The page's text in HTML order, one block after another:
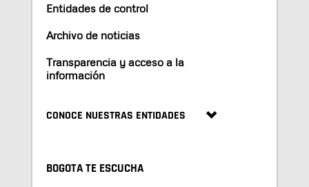
Entidades de control
Archivo de noticias
Transparencia y acceso a la
información
CONOCE NUESTRAS ENTIDADES
BOGOTA TE ESCUCHA